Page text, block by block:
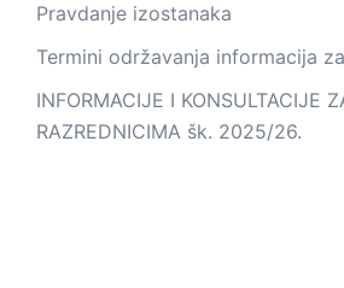
Pravdanje izostanaka
Termini održavanja informacija
INFORMACIJE I KONSULTACIJE
RAZREDNICIMA šk. 2025/26.